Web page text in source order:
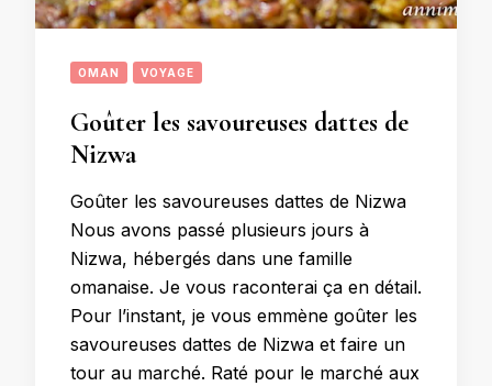
OMAN VOYAGE
Goûter les savoureuses dattes de
Nizwa
Goûter les savoureuses dattes de Nizwa
Nous avons passé plusieurs jours à
Nizwa, hébergés dans une famille
omanaise. Je vous raconterai ça en détail.
Pour l’instant, je vous emmène goûter les
savoureuses dattes de Nizwa et faire un
tour au marché. Raté pour le marché aux